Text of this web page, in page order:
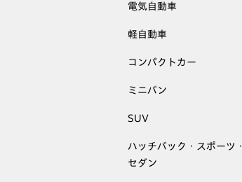
電気自動車
軽自動車
コンパクトカー
ミニバン
SUV
ハッチバック・スポーツ・
セダン